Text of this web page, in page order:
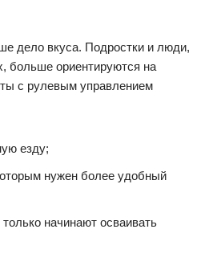
дело вкуса. Подростки и люди,
больше ориентируются на
с рулевым управлением
езду;
нужен более удобный
начинают осваивать